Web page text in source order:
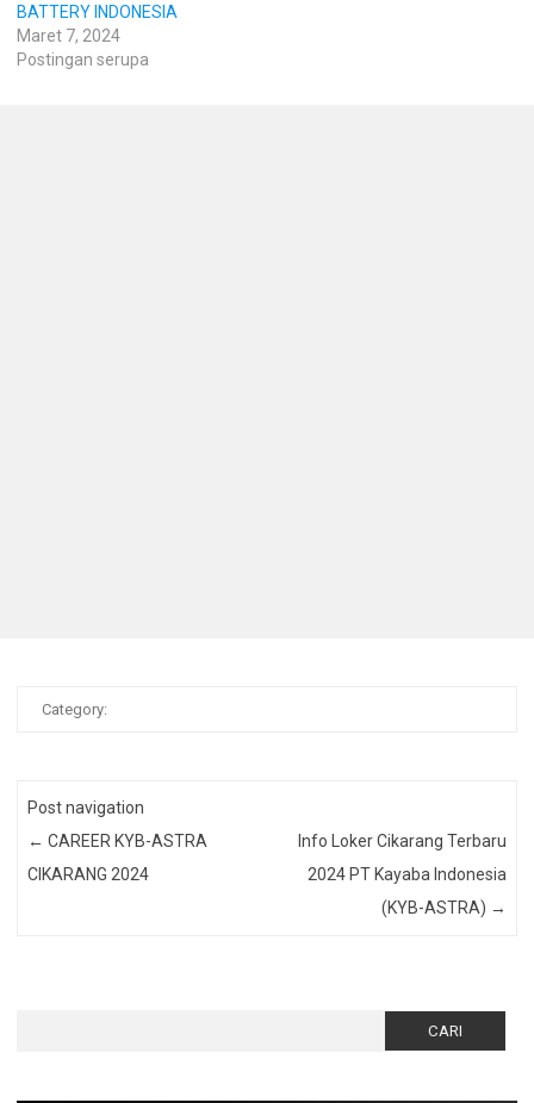
BATTERY INDONESIA
Maret 7, 2024
Postingan serupa
Category:
Post navigation
← CAREER KYB-ASTRA
CIKARANG 2024
Info Loker Cikarang Terbaru
2024 PT Kayaba Indonesia
(KYB-ASTRA) →